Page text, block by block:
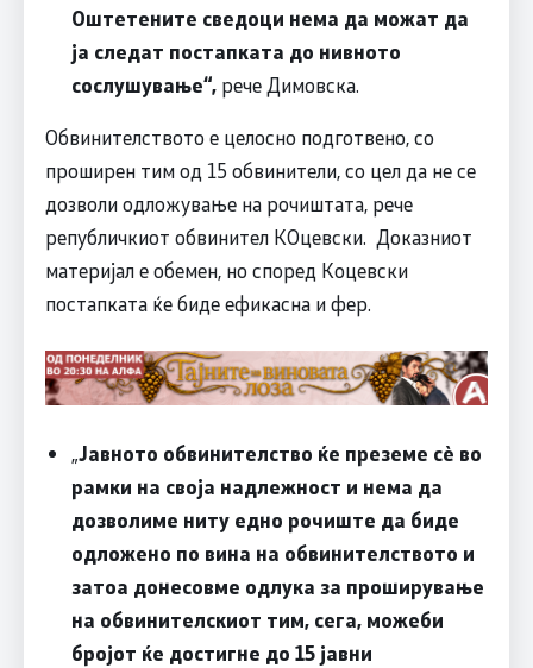
Оштетените сведоци нема да можат да
ја следат постапката до нивното
сослушување“,рече Димовска.
Обвинителството е целосно подготвено, со
проширен тим од 15 обвинители, со цел да не се
дозволи одложување на рочиштата, рече
републичкиот обвинител КОцевски. Доказниот
материјал е обемен, но според Коцевски
постапката ќе биде ефикасна и фер.
„Јавното обвинителство ќе преземе сѐ во
рамки на своја надлежност и нема да
дозволиме ниту едно рочиште да биде
одложено по вина на обвинителството и
затоа донесовме одлука за проширување
на обвинителскиот тим, сега, можеби
бројот ќе достигне до 15 јавни